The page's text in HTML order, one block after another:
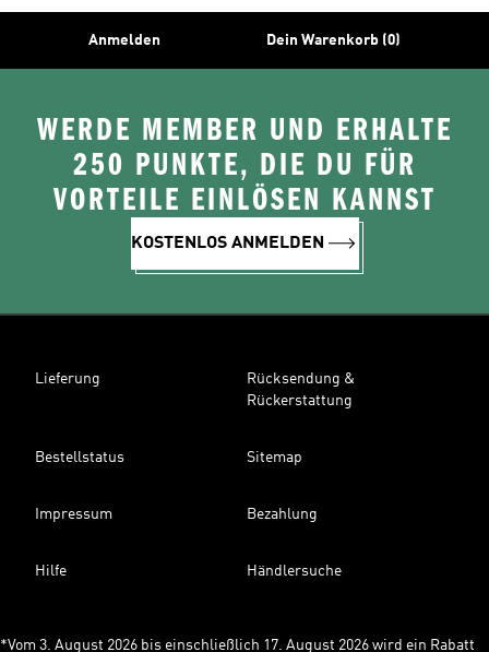
Anmelden Dein Warenkorb (0)
WERDE MEMBER UND ERHALTE
250 PUNKTE, DIE DU FÜR
VORTEILE EINLÖSEN KANNST
KOSTENLOS ANMELDEN
Lieferung
Rücksendung &
Rückerstattung
Bestellstatus Sitemap
Impressum Bezahlung
Hilfe Händlersuche
*Vom 3. August 2026 bis einschließlich 17. August 2026 wird ein Rabatt